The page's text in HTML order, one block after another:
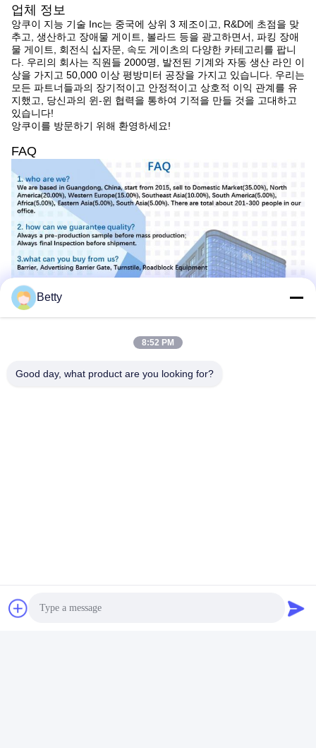
업체 정보
앙쿠이 지능 기술 Inc는 중국에 상위 3 제조이고, R&D에 초점을 맞
추고, 생산하고 장애물 게이트, 볼라드 등을 광고하면서, 파킹 장애
물 게이트, 회전식 십자문, 속도 게이츠의 다양한 카테고리를 팝니
다. 우리의 회사는 직원들 2000명, 발전된 기계와 자동 생산 라인 이
상을 가지고 50,000 이상 평방미터 공장을 가지고 있습니다. 우리는
모든 파트너들과의 장기적이고 안정적이고 상호적 이익 관계를 유
지했고, 당신과의 윈-윈 협력을 통하여 기적을 만들 것을 고대하고
있습니다!
앙쿠이를 방문하기 위해 환영하세요!
FAQ
주소
Betty
8:52 PM
Good day, what product are you looking for?